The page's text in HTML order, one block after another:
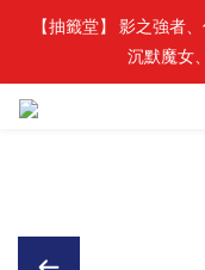
【轉生史萊姆】系列書
【轉生史萊姆】系列書
🎉線上漫博全館7折起💛